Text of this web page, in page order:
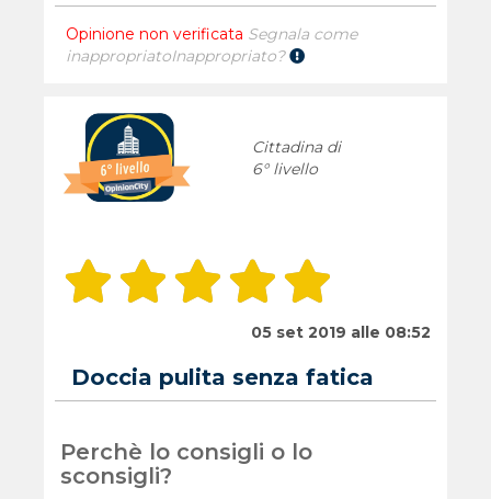
Opinione non verificata Segnala come
inappropriatoInappropriato?
Cittadina di
6° livello
05 set 2019 alle 08:52
Doccia pulita senza fatica
Perchè lo consigli o lo
sconsigli?